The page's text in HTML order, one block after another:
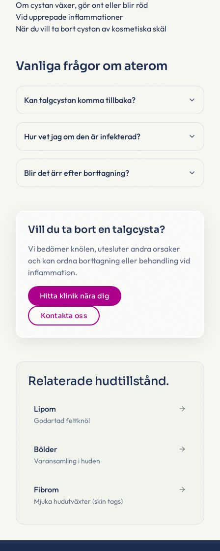
Om cystan växer, gör ont eller blir röd
Vid upprepade inflammationer
När du vill ta bort cystan av kosmetiska skäl
Vanliga frågor om aterom
Kan talgcystan komma tillbaka?
Hur vet jag om den är infekterad?
Blir det ärr efter borttagning?
Vill du ta bort en talgcysta?
Vi bedömer knölen, utesluter andra orsaker
och kan ordna borttagning eller behandling vid
inflammation.
Hitta klinik nära dig
Kontakta oss
Relaterade hudtillstånd.
Lipom
Godartad fettknöl
Bölder
Varansamling i huden
Fibrom
Mjuka hudutväxter (skin tags)